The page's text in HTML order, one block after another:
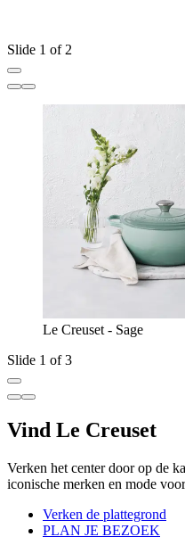
Slide 1 of 2
Le Creuset - Sage
Slide 1 of 3
Vind Le Creuset
Verken het center door op de
iconische merken en mode
Verken de plattegrond
PLAN JE BEZOEK